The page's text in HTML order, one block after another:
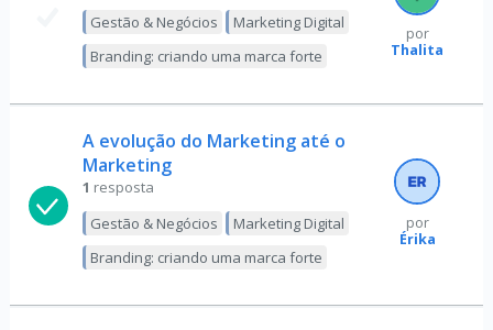
Gestão & Negócios
Marketing Digital
Branding: criando uma marca forte
por
Thalita
A evolução do Marketing até o
Marketing
1 resposta
Gestão & Negócios
Marketing Digital
Branding: criando uma marca forte
por
Érika